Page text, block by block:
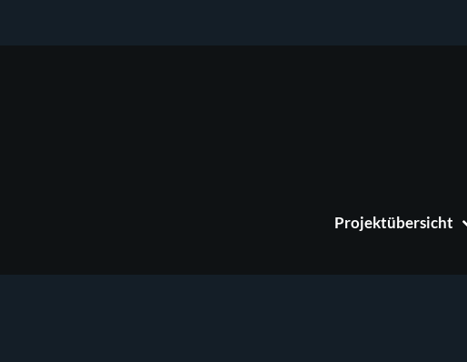
Projektübersicht